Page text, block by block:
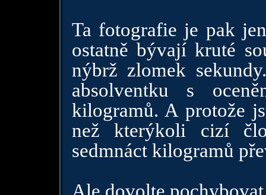
Ta fotografie je pak
ostatně bývají kruté
nýbrž zlomek
absolventku s
kilogramů. A protože
než kterýkoli cizí
sedmnáct kilogramů